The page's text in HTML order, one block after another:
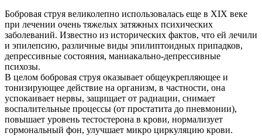
Бобровая струя великолепно использовалась еще в ХIХ веке
при лечении очень тяжелых затяжных психических
заболеваний. Известно из исторических фактов, что ей лечили
и эпилепсию, различные виды эпилиптоидных припадков,
депрессивные состояния, маниакально-депрессивные
психозы.
В целом бобровая струя оказывает общеукрепляющее и
тонизирующее действие на организм, в частности, она
успокаивает нервы, защищает от радиации, снимает
воспалительные процессы (от простатита до пневмонии),
повышает уровень тестостерона в крови, нормализует
гормональный фон, улучшает микро циркуляцию крови.